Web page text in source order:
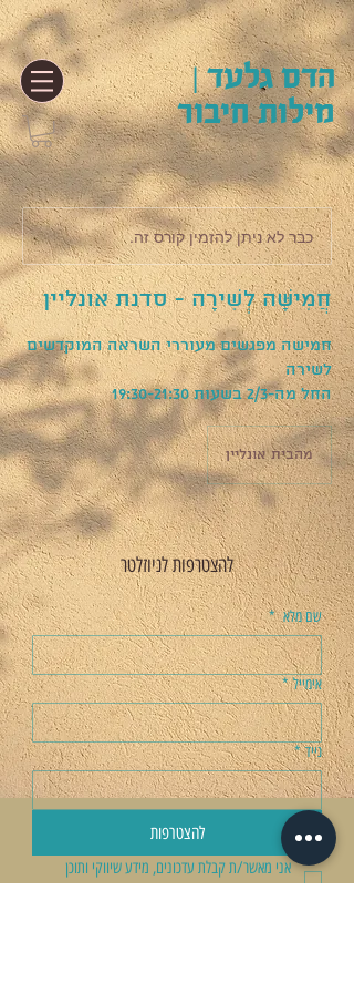
הדס גלעד |
מילות חיבור
כבר לא ניתן להזמין קורס זה.
חֲמִישָּׁה לְשִׁירָה - סדנת אונליין
חמישה מפגשים מעוררי השראה המוקדשים
החל מה-2/3 בשעות 19:30-21:30
מהבית אונליין
להצטרפות לניוזלטר
שם מלא *
אימייל *
נייד *
להצטרפות